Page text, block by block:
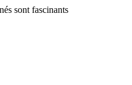
sont fascinants